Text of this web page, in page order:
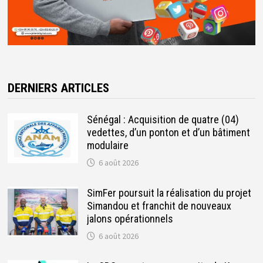
DERNIERS ARTICLES
Sénégal : Acquisition de quatre (04)
vedettes, d’un ponton et d’un bâtiment
modulaire
6 août 2026
SimFer poursuit la réalisation du projet
Simandou et franchit de nouveaux
jalons opérationnels
6 août 2026